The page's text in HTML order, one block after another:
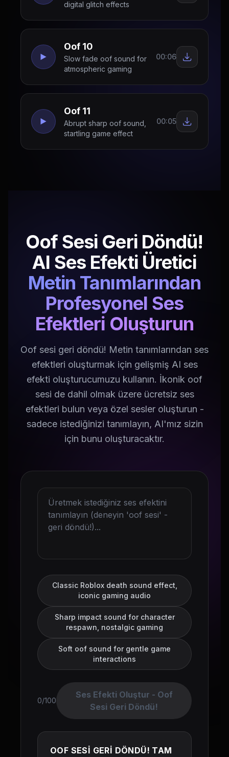
digital glitch effects
Oof 10
Slow fade oof sound for
atmospheric gaming
00:06
Oof 11
Abrupt sharp oof sound,
startling game effect
00:05
Oof Sesi Geri Döndü!
AI Ses Efekti Üretici
Metin Tanımlarından
Profesyonel Ses
Efektleri Oluşturun
Oof sesi geri döndü! Metin tanımlarından ses
efektleri oluşturmak için gelişmiş AI ses
efekti oluşturucumuzu kullanın. İkonik oof
sesi de dahil olmak üzere ücretsiz ses
efektleri bulun veya özel sesler oluşturun -
sadece istediğinizi tanımlayın, AI'mız sizin
için bunu oluşturacaktır.
Classic Roblox death sound effect,
iconic gaming audio
Sharp impact sound for character
respawn, nostalgic gaming
Soft oof sound for gentle game
interactions
0/100
Ses Efekti Oluştur - Oof
Sesi Geri Döndü!
OOF SESİ GERİ DÖNDÜ! TAM